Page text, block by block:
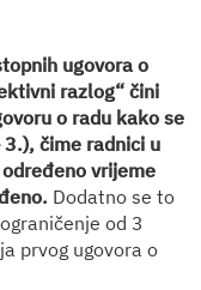
ugovora o
razlog“ čini
o radu kako se
čime radnici u
vrijeme
Dodatno se to
od 3
prvog ugovora o